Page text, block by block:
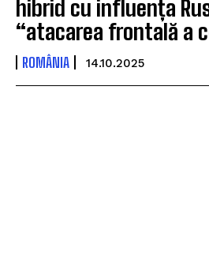
hibrid cu influența
“atacarea frontală a
ROMÂNIA 14.10.2025